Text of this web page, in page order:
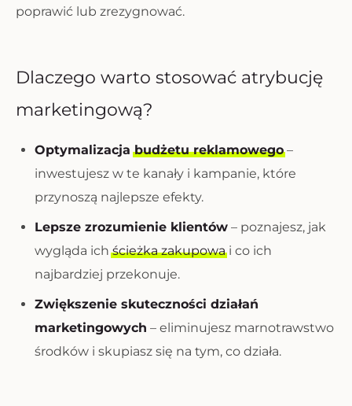
poprawić lub zrezygnować.
Dlaczego warto stosować atrybucję
marketingową?
Optymalizacjabudżetu reklamowego–
inwestujesz w te kanały i kampanie, które
przynoszą najlepsze efekty.
Lepsze zrozumienie klientów – poznajesz, jak
wygląda ichścieżka zakupowai co ich
najbardziej przekonuje.
Zwiększenie skuteczności działań
marketingowych – eliminujesz marnotrawstwo
środków i skupiasz się na tym, co działa.